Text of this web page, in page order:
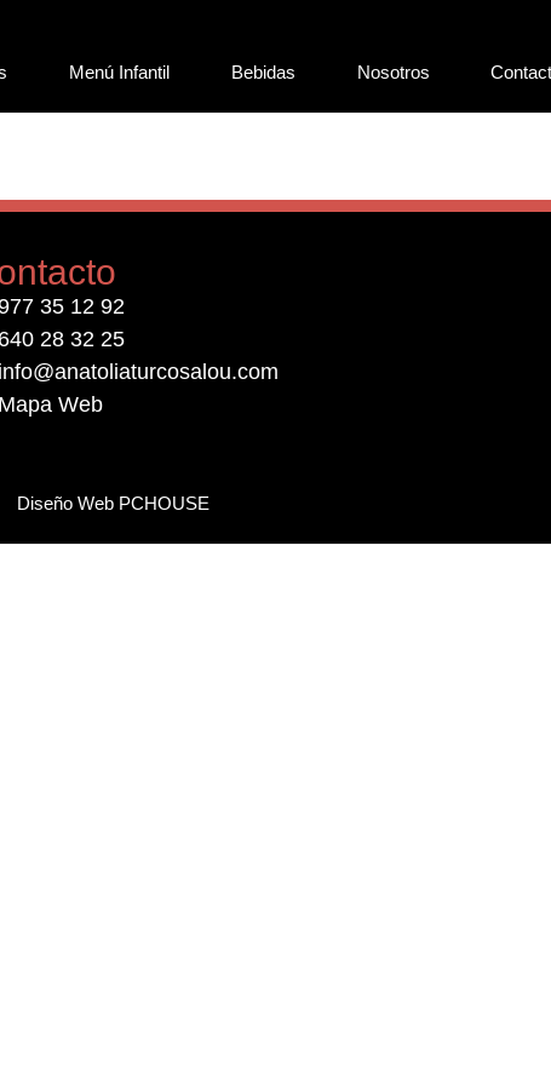
Menú Infantil Bebidas Nosotros
35 12 92
640 28 32 25
info@anatoliaturcosalou.com
Mapa Web
Diseño Web PCHOUSE